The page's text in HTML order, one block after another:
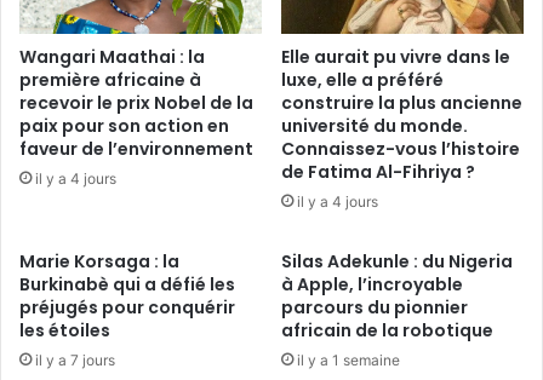
Wangari Maathai : la
première africaine à
recevoir le prix Nobel de la
paix pour son action en
faveur de l’environnement
il y a 4 jours
Elle aurait pu vivre dans le
luxe, elle a préféré
construire la plus ancienne
université du monde.
Connaissez-vous l’histoire
de Fatima Al-Fihriya ?
il y a 4 jours
Marie Korsaga : la
Burkinabè qui a défié les
préjugés pour conquérir
les étoiles
il y a 7 jours
Silas Adekunle : du Nigeria
à Apple, l’incroyable
parcours du pionnier
africain de la robotique
il y a 1 semaine